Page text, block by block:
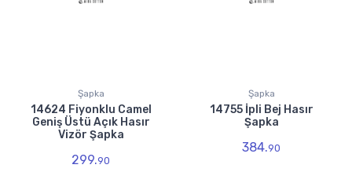
Şapka
14624 Fiyonklu Camel
Geniş Üstü Açık Hasır
Vizör Şapka
299.90
Şapka
14755 İpli Bej Hasır
Şapka
384.90